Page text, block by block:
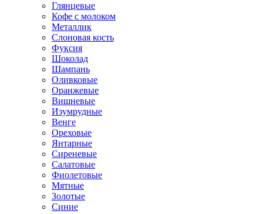
Глянцевые
Кофе с молоком
Металлик
Слоновая кость
Фуксия
Шоколад
Шампань
Оливковые
Оранжевые
Вишневые
Изумрудные
Венге
Ореховые
Янтарные
Сиреневые
Салатовые
Фиолетовые
Мятные
Золотые
Синие